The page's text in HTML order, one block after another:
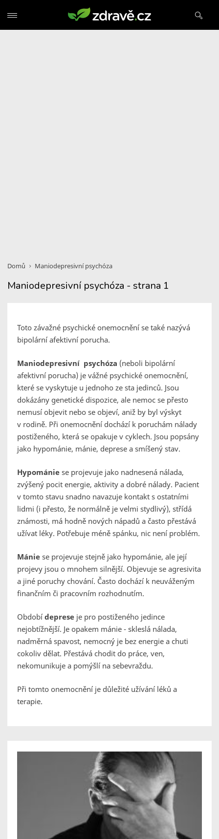
Domů Maniodepresivní psychóza
Maniodepresivní psychóza - strana 1
Toto závažné psychické onemocnění se také nazývá
bipolární afektivní porucha.
Maniodepresivní psychóza (neboli bipolární
afektivní porucha) je vážné psychické onemocnění,
které se vyskytuje u jednoho ze sta jedinců. Jsou
dokázány genetické dispozice, ale nemoc se přesto
nemusí objevit nebo se objeví, aniž by byl výskyt
v rodině. Při onemocnění dochází k poruchám nálady
postiženého, která se opakuje v cyklech. Jsou popsány
jako hypománie, mánie, deprese a smíšený stav.
Hypománie se projevuje jako nadnesená nálada,
zvýšený pocit energie, aktivity a dobré nálady. Pacient
v tomto stavu snadno navazuje kontakt s ostatními
lidmi (i přesto, že normálně je velmi stydlivý), střídá
známosti, má hodně nových nápadů a často přestává
užívat léky. Potřebuje méně spánku, nic není problém.
Mánie se projevuje stejně jako hypománie, ale její
projevy jsou o mnohem silnější. Objevuje se agresivita
a jiné poruchy chování. Často dochází k neuváženým
finančním či pracovním rozhodnutím.
Období deprese je pro postiženého jedince
nejobtížnější. Je opakem mánie - skleslá nálada,
nadměrná spavost, nemocný je bez energie a chuti
cokoliv dělat. Přestává chodit do práce, ven,
nekomunikuje a pomýšlí na sebevraždu.
Při tomto onemocnění je důležité užívání léků a
terapie.